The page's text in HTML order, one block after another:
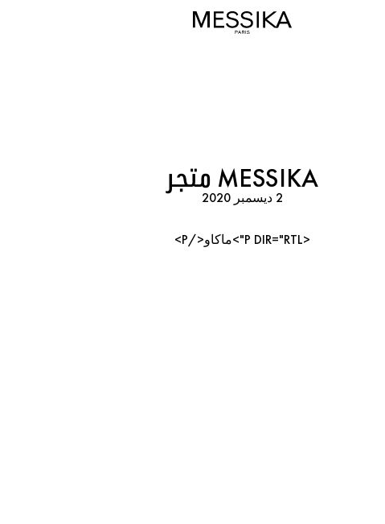
MESSIKA متجر
2 ديسمبر 2020
<P DIR="RTL">ماكاو</P>